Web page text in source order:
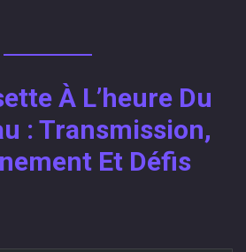
À L’heure Du
: Transmission,
Et Défis